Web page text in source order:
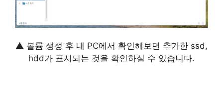
▲ 볼륨 생성 후 내 PC에서 확인해보면 추가한 ssd,
hdd가 표시되는 것을 확인하실 수 있습니다.